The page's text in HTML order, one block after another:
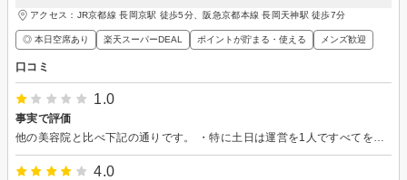
アクセス：JR京都線 長岡京駅 徒歩5分、阪急京都本線 長岡天神駅 徒歩7分
◎ 本日空席あり 楽天スーパーDEAL ポイントが貯まる・使える メンズ歓迎
口コミ
1.0
事実で評価
4.0